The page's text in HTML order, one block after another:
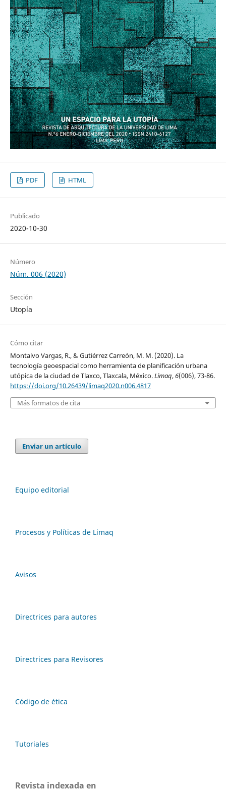
PDF HTML
Publicado
2020-10-30
Número
Núm. 006 (2020)
Sección
Utopía
Cómo citar
Montalvo Vargas, R., & Gutiérrez Carreón, M. M. (2020). La
tecnología geoespacial como herramienta de planificación urbana
utópica de la ciudad de Tlaxco, Tlaxcala, México.Limaq,6(006), 73-86.
https://doi.org/10.26439/limaq2020.n006.4817
Más formatos de cita
Enviar un artículo
Equipo editorial
Procesos y Políticas de Limaq
Avisos
Directrices para autores
Directrices para Revisores
Código de ética
Tutoriales
Revista indexada en